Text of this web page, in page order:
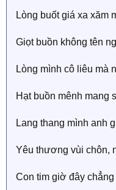
Lòng buốt giá xa xăm
Giọt buồn không tên
Lòng mình cô liêu mà
Hạt buồn mênh mang
Lang thang mình anh
Yêu thương vùi chôn,
Con tim giờ đây